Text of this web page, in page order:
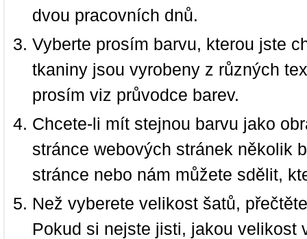
dvou pracovních dnů.
Vyberte prosím barvu, kterou jste
tkaniny jsou vyrobeny z různých
prosím viz průvodce barev.
Chcete-li mít stejnou barvu jako
stránce webových stránek několik
stránce nebo nám můžete sdělit,
Než vyberete velikost šatů,
Pokud si nejste jisti, jakou velikost